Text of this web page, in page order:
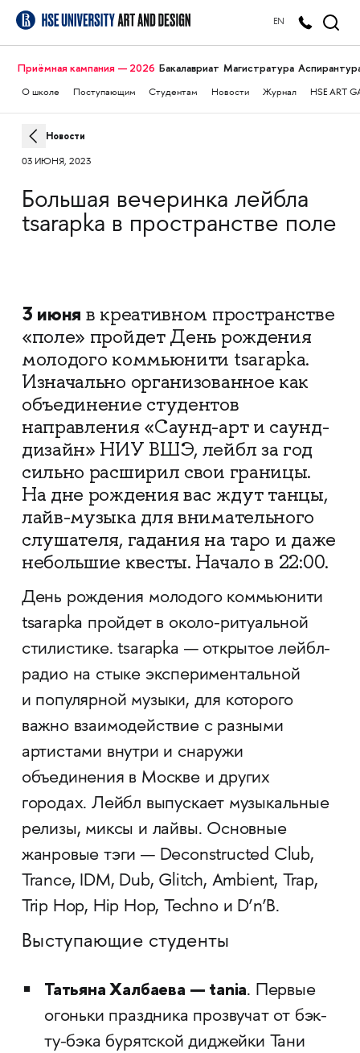
EN
Приёмная кампания — 2026 Бакалавриат Магистратура
О школе Поступающим Студентам Новости Журнал HSE ART
Новости
03 ИЮНЯ, 2023
Большая вечеринка лейбла
tsarapka в пространстве поле
3 июня в креативном пространстве
«поле» пройдет День рождения
молодого коммьюнити tsarapka.
Изначально организованное как
объединение студентов
направления «Саунд-арт и саунд-
дизайн» НИУ ВШЭ, лейбл за год
сильно расширил свои границы.
На дне рождения вас ждут танцы,
лайв-музыка для внимательного
слушателя, гадания на таро и даже
небольшие квесты. Начало в 22:00.
День рождения молодого коммьюнити
tsarapka пройдет в около-ритуальной
стилистике. tsarapka — открытое лейбл-
радио на стыке экспериментальной
и популярной музыки, для которого
важно взаимодействие с разными
артистами внутри и снаружи
объединения в Москве и других
городах. Лейбл выпускает музыкальные
релизы, миксы и лайвы. Основные
жанровые тэги — Deconstructed Club,
Trance, IDM, Dub, Glitch, Ambient, Trap,
Trip Hop, Hip Hop, Techno и D’n’B.
Выступающие студенты
Татьяна Халбаева — tania. Первые
огоньки праздника прозвучат от бэк-
ту-бэка бурятской диджейки Тани